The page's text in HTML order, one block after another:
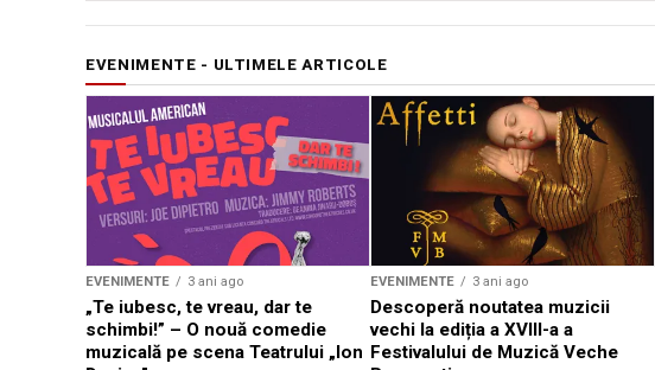
EVENIMENTE - ULTIMELE ARTICOLE
EVENIMENTE 3 ani ago
„Te iubesc, te vreau, dar te
schimbi!” – O nouă comedie
muzicală pe scena Teatrului „Ion
EVENIMENTE 3 ani ago
Descoperă noutatea muzicii
vechi la ediția a XVIII-a a
Festivalului de Muzică Veche